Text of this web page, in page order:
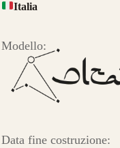
Italia
Modello:
Data fine costruzione: